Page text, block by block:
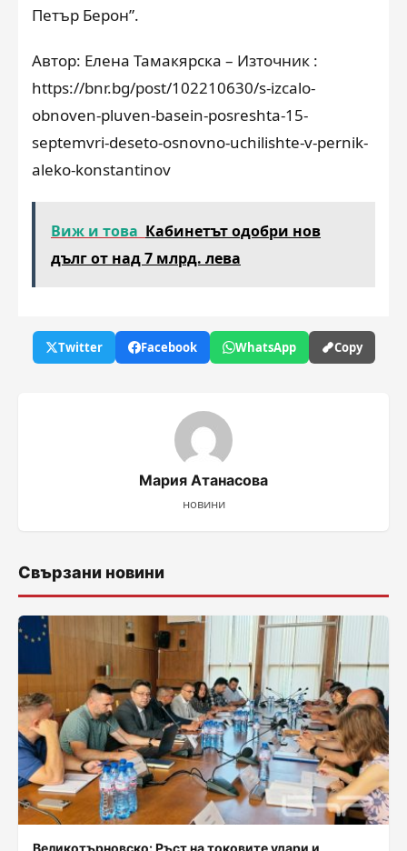
Петър Берон”.
Автор: Елена Тамакярска – Източник :
https://bnr.bg/post/102210630/s-izcalo-
obnoven-pluven-basein-posreshta-15-
septemvri-deseto-osnovno-uchilishte-v-pernik-
aleko-konstantinov
Виж и това Кабинетът одобри нов
дълг от над 7 млрд. лева
Twitter Facebook WhatsApp Copy
Мария Атанасова
новини
Свързани новини
Великотърновско: Ръст на токовите удари и